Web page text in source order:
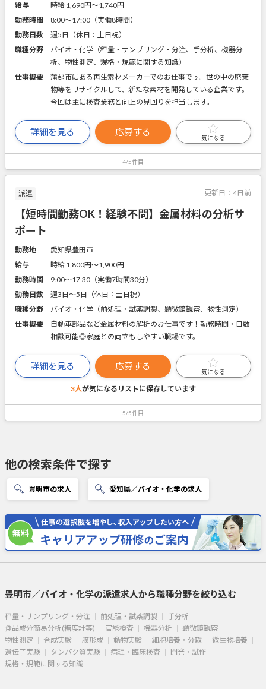
給与
時給 1,690円〜1,740円
勤務時間
8:00～17:00（実働8時間）
勤務日数
週5日（休日：土日祝）
職種分野
バイオ・化学（秤量・サンプリング・分注、手分析、機器分
析、物性測定、規格・規範に関する知識）
仕事概要
蒲郡市にある再生素材メーカーでのお仕事です。世の中の廃棄
物等をリサイクルして、新たな素材を開発している企業です。
今回は主に検査業務と向上の見回りを担当します。
詳細を見る 応募する
気になる
4/5件目
派遣 更新日： 4日前
【短時間勤務OK！経験不問】金属材料の分析サ
ポート
勤務地
愛知県豊田市
給与
時給 1,800円〜1,900円
勤務時間
9:00～17:30（実働7時間30分）
勤務日数
週3日～5日（休日：土日祝）
職種分野
バイオ・化学（前処理・試薬調製、顕微鏡観察、物性測定）
仕事概要
自動車部品など金属材料の解析のお仕事です！勤務時間・日数
相談可能◎家庭との両立もしやすい職場です。
詳細を見る 応募する
気になる
3人が気になるリストに保存しています
5/5件目
他の検索条件で探す
豊明市の求人 愛知県／バイオ・化学の求人
豊明市／バイオ・化学の派遣求人から職種分野を絞り込む
秤量・サンプリング・分注 前処理・試薬調製
手分析
食品成分簡易分析(糖度計等)
官能検査 機器分析
顕微鏡観察
物性測定
合成実験 膜形成 動物実験 細胞培養・分取
微生物培養
遺伝子実験
タンパク質実験 病理・臨床検査
開発・試作
規格・規範に関する知識